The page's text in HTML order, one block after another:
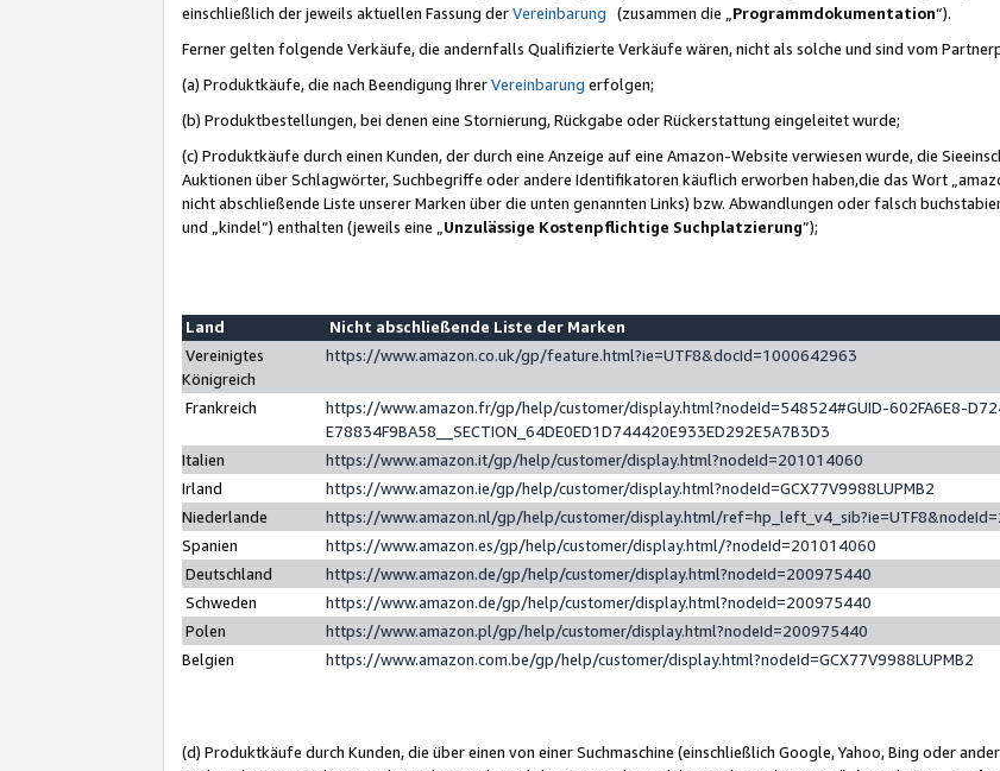
einschließlich der jeweils aktuellen Fassung derVereinbarung (zusammen die „ Programmdokumentation“).
Ferner gelten folgende Verkäufe, die andernfalls Qualifizierte Verkäufe wären, nicht als solche und sind vom
(a) Produktkäufe, die nach Beendigung IhrerVereinbarung erfolgen;
(b) Produktbestellungen, bei denen eine Stornierung, Rückgabe oder Rückerstattung eingeleitet wurde;
(c) Produktkäufe durch einen Kunden, der durch eine Anzeige auf eine Amazon-Website verwiesen wurde, die
Auktionen über Schlagwörter, Suchbegriffe oder andere Identifikatoren käuflich erworben haben,die das Wort
nicht abschließende Liste unserer Marken über die unten genannten Links) bzw. Abwandlungen oder falsch
und „kindel“) enthalten (jeweils eine „ Unzulässige Kostenpflichtige Suchplatzierung”);
Land
Nicht abschließende Liste der Marken
Vereinigtes
Königreich
https://www.amazon.co.uk/gp/feature.html?ie=UTF8&docId=1000642963
Frankreich
https://www.amazon.fr/gp/help/customer/display.html?nodeId=548524#GUID-602FA6E8-
E78834F9BA58__SECTION_64DE0ED1D744420E933ED292E5A7B3D3
Italien
https://www.amazon.it/gp/help/customer/display.html?nodeId=201014060
Irland
https://www.amazon.ie/gp/help/customer/display.html?nodeId=GCX77V9988LUPMB2
Niederlande
https://www.amazon.nl/gp/help/customer/display.html/
Spanien
https://www.amazon.es/gp/help/customer/display.html/?nodeId=201014060
Deutschland
https://www.amazon.de/gp/help/customer/display.html?nodeId=200975440
Schweden
https://www.amazon.de/gp/help/customer/display.html?nodeId=200975440
Polen
https://www.amazon.pl/gp/help/customer/display.html?nodeId=200975440
Belgien
https://www.amazon.com.be/gp/help/customer/display.html?nodeId=GCX77V9988LUPMB2
(d) Produktkäufe durch Kunden, die über einen von einer Suchmaschine (einschließlich Google, Yahoo, Bing oder